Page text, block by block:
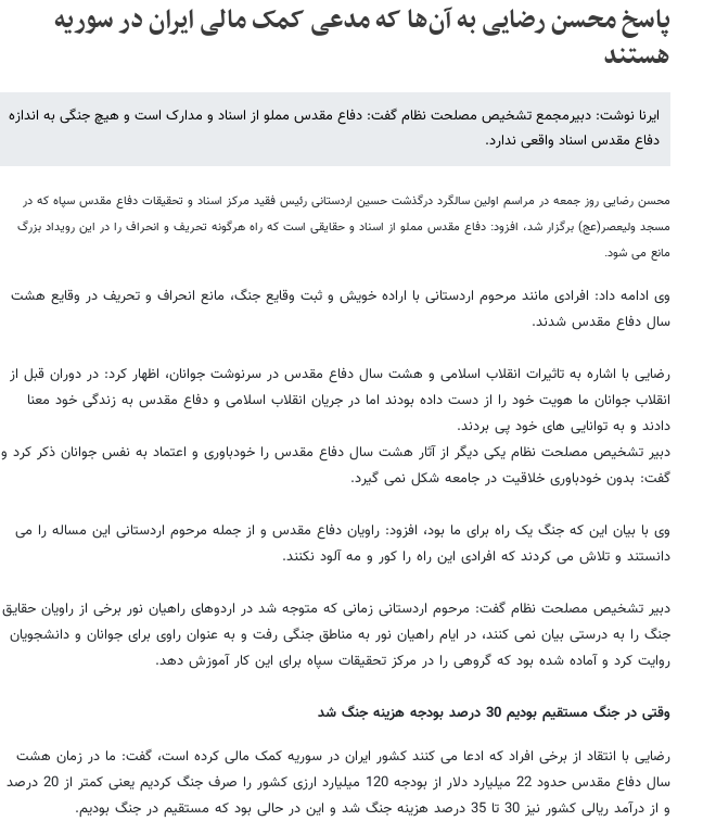
پاسخ محسن رضایی به آن‌ها که مدعی کمک مالی ایران در سوریه
هستند
ایرنا نوشت: دبیرمجمع تشخیص مصلحت نظام گفت: دفاع مقدس مملو از اسناد و مدارک است و هیچ جنگی به اندازه
دفاع مقدس اسناد واقعی ندارد.
محسن رضایی روز جمعه در مراسم اولین سالگرد درگذشت حسین اردستانی رئیس فقید مرکز اسناد و تحقیقات دفاع مقدس سپاه که در
مسجد ولیعصر(عج) برگزار شد، افزود: دفاع مقدس مملو از اسناد و حقایقی است که راه هرگونه تحریف و انحراف را در این رویداد بزرگ
مانع می شود.
وی ادامه داد: افرادی مانند مرحوم اردستانی با اراده خویش و ثبت وقایع جنگ، مانع انحراف و تحریف در وقایع هشت
سال دفاع مقدس شدند.
رضایی با اشاره به تاثیرات انقلاب اسلامی و هشت سال دفاع مقدس در سرنوشت جوانان، اظهار کرد: در دوران قبل از
انقلاب جوانان ما هویت خود را از دست داده بودند اما در جریان انقلاب اسلامی و دفاع مقدس به زندگی خود معنا
دادند و به توانایی های خود پی بردند.
دبیر تشخیص مصلحت نظام یکی دیگر از آثار هشت سال دفاع مقدس را خودباوری و اعتماد به نفس جوانان ذکر کرد و
گفت: بدون خودباوری خلاقیت در جامعه شکل نمی گیرد.
وی با بیان این که جنگ یک راه برای ما بود، افزود: راویان دفاع مقدس و از جمله مرحوم اردستانی این مساله را می
دانستند و تلاش می کردند که افرادی این راه را کور و مه آلود نکنند.
دبیر تشخیص مصلحت نظام گفت: مرحوم اردستانی زمانی که متوجه شد در اردوهای راهیان نور برخی از راویان حقایق
جنگ را به درستی بیان نمی کنند، در ایام راهیان نور به مناطق جنگی رفت و به عنوان راوی برای جوانان و دانشجویان
روایت کرد و آماده شده بود که گروهی را در مرکز تحقیقات سپاه برای این کار آموزش دهد.
وقتی در جنگ مستقیم بودیم 30 درصد بودجه هزینه جنگ شد
رضایی با انتقاد از برخی افراد که ادعا می کنند کشور ایران در سوریه کمک مالی کرده است، گفت: ما در زمان هشت
سال دفاع مقدس حدود 22 میلیارد دلار از بودجه 120 میلیارد ارزی کشور را صرف جنگ کردیم یعنی کمتر از 20 درصد
و از درآمد ریالی کشور نیز 30 تا 35 درصد هزینه جنگ شد و این در حالی بود که مستقیم در جنگ بودیم.